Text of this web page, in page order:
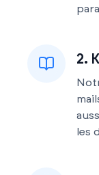
2.
les